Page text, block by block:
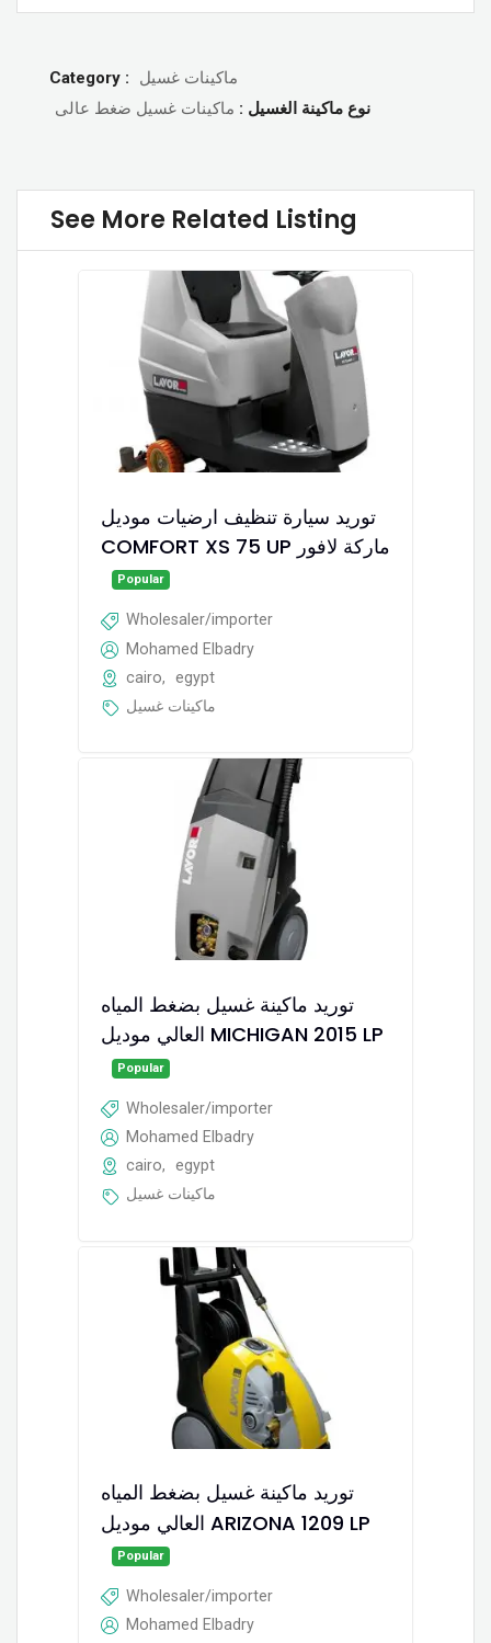
Category :
ماكينات غسيل
نوع ماكينة الغسيل : ماكينات غسيل ضغط عالى
See More Related Listing
توريد سيارة تنظيف ارضيات موديل
COMFORT XS 75 UP ماركة لافور
Popular
Wholesaler/importer
Mohamed Elbadry
cairo,
egypt
ماكينات غسيل
توريد ماكينة غسيل بضغط المياه
العالي موديل MICHIGAN 2015 LP
Popular
Wholesaler/importer
Mohamed Elbadry
cairo,
egypt
ماكينات غسيل
توريد ماكينة غسيل بضغط المياه
العالي موديل ARIZONA 1209 LP
Popular
Wholesaler/importer
Mohamed Elbadry